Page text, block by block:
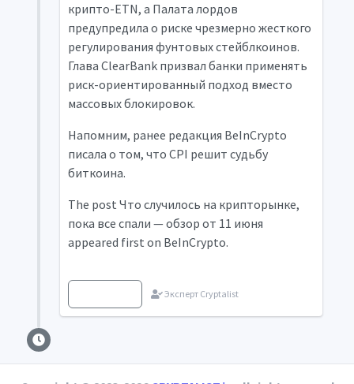
крипто-ETN, а Палата лордов
предупредила о риске чрезмерно жесткого
регулирования фунтовых стейблкоинов.
Глава ClearBank призвал банки применять
риск-ориентированный подход вместо
массовых блокировок.
Напомним, ранее редакция BeInCrypto
писала о том, что CPI решит судьбу
биткоина.
The post Что случилось на крипторынке,
пока все спали — обзор от 11 июня
appeared first on BeInCrypto.
Эксперт Cryptalist